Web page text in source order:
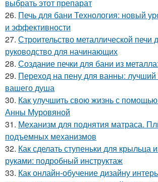
выбрать этот препарат
26. Печь для бани Технология: новый
и эффективности
27. Строительство металлической печи
руководство для начинающих
28. Создание печки для бани из
29. Переход на пену для ванны:
вашего душа
30. Как улучшить свою жизнь с
Анны Муровяной
31. Механизм для поднятия матраса.
подъемных механизмов
32. Как сделать ступеньки для крыльца
руками: подробный инструктаж
33. Как онлайн-обучение дизайну